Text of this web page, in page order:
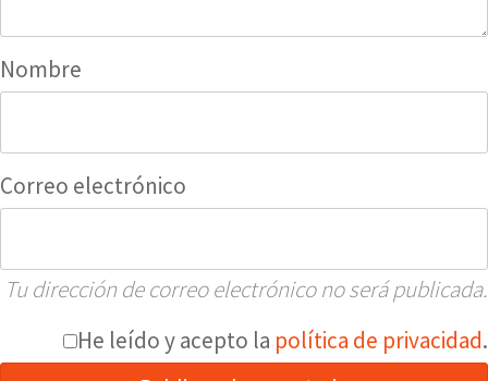
Nombre
Correo electrónico
Tu dirección de correo electrónico no será publicada.
He leído y acepto la política de privacidad.